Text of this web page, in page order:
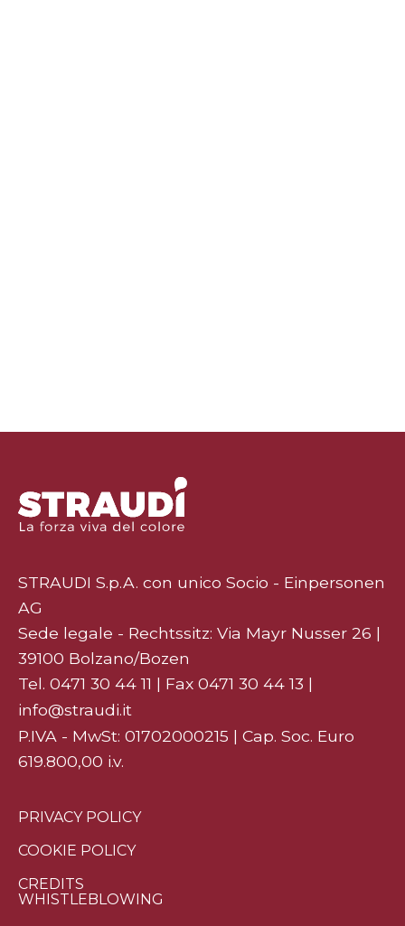
STRAUDI S.p.A. con unico Socio - Einpersonen
AG
Sede legale - Rechtssitz: Via Mayr Nusser 26 |
39100 Bolzano/Bozen
Tel. 0471 30 44 11 | Fax 0471 30 44 13 |
info@straudi.it
P.IVA - MwSt: 01702000215 | Cap. Soc. Euro
619.800,00 i.v.
PRIVACY POLICY
COOKIE POLICY
CREDITS
WHISTLEBLOWING